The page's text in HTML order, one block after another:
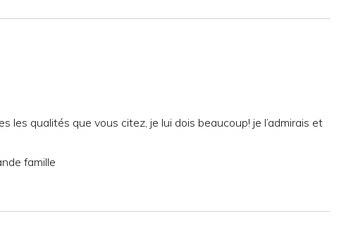
les qualités que vous citez, je lui dois beaucoup! je l’admirais et
famille